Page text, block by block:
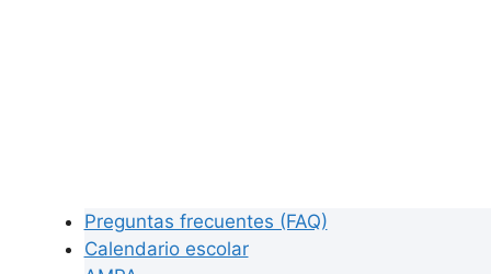
Preguntas frecuentes (FAQ)
Calendario escolar